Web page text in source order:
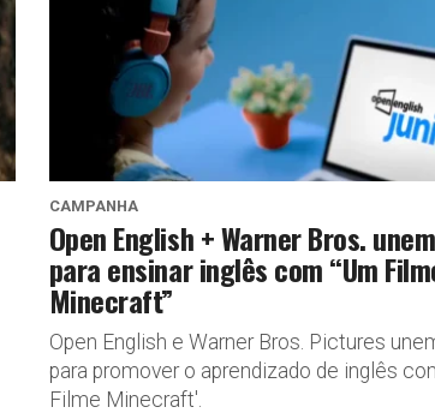
CAMPANHA
Open English + Warner Bros.
para ensinar inglês com “Um
Minecraft”
Open English e Warner Bros. Pictures
para promover o aprendizado de inglês
Filme Minecraft'.